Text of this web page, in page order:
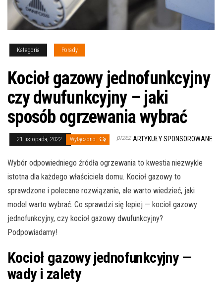
Kategoria Porady
Kocioł gazowy jednofunkcyjny
czy dwufunkcyjny – jaki
sposób ogrzewania wybrać
21 listopada, 2022 Wyłączono przez ARTYKUŁY SPONSOROWANE
Wybór odpowiedniego źródła ogrzewania to kwestia niezwykle
istotna dla każdego właściciela domu. Kocioł gazowy to
sprawdzone i polecane rozwiązanie, ale warto wiedzieć, jaki
model warto wybrać. Co sprawdzi się lepiej — kocioł gazowy
jednofunkcyjny, czy kocioł gazowy dwufunkcyjny?
Podpowiadamy!
Kocioł gazowy jednofunkcyjny —
wady i zalety